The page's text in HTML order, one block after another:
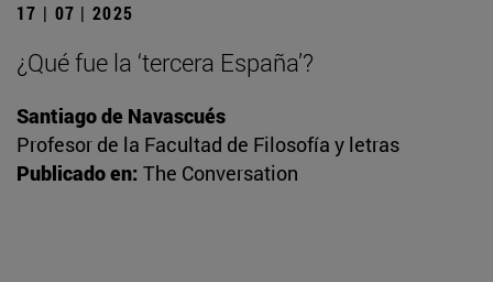
17 | 07 | 2025
¿Qué fue la ‘tercera España’?
Santiago de Navascués
Profesor de la Facultad de Filosofía y letras
Publicado en: The Conversation